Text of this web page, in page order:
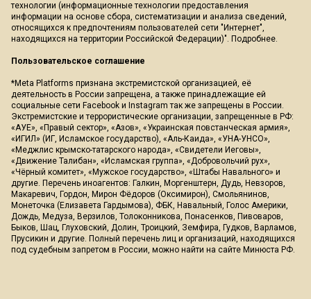
технологии (информационные технологии предоставления
информации на основе сбора, систематизации и анализа сведений,
относящихся к предпочтениям пользователей сети "Интернет",
находящихся на территории Российской Федерации)". Подробнее.
Пользовательское соглашение
*Meta Platforms признана экстремистской организацией, её
деятельность в России запрещена, а также принадлежащие ей
социальные сети Facebook и Instagram так же запрещены в России.
Экстремистские и террористические организации, запрещенные в РФ:
«АУЕ», «Правый сектор», «Азов», «Украинская повстанческая армия»,
«ИГИЛ» (ИГ, Исламское государство), «Аль-Каида», «УНА-УНСО»,
«Меджлис крымско-татарского народа», «Свидетели Иеговы»,
«Движение Талибан», «Исламская группа», «Добровольчий рух»,
«Чёрный комитет», «Мужское государство», «Штабы Навального» и
другие. Перечень иноагентов: Галкин, Моргенштерн, Дудь, Невзоров,
Макаревич, Гордон, Мирон Фёдоров (Оксимирон), Смольянинов,
Монеточка (Елизавета Гардымова), ФБК, Навальный, Голос Америки,
Дождь, Медуза, Верзилов, Толоконникова, Понасенков, Пивоваров,
Быков, Шац, Глуховский, Долин, Троицкий, Земфира, Гудков, Варламов,
Прусикин и другие. Полный перечень лиц и организаций, находящихся
под судебным запретом в России, можно найти на сайте Минюста РФ.